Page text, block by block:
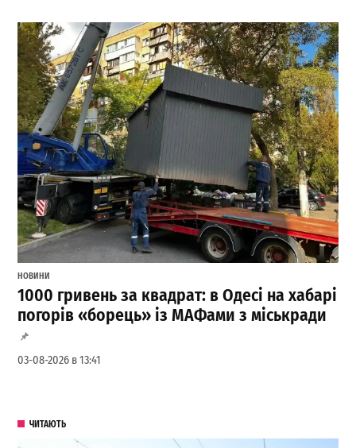
НОВИНИ
1000 гривень за квадрат: в Одесі на хабарі
погорів «борець» із МАФами з міськради
03-08-2026 в 13:41
ЧИТАЮТЬ